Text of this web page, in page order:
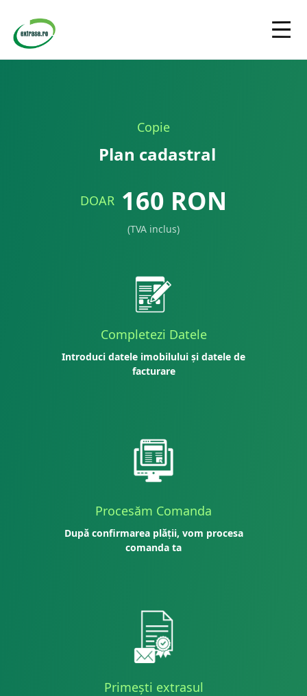
Copie
Plan cadastral
DOAR 160 RON
(TVA inclus)
Completezi Datele
Introduci datele imobilului și datele de
facturare
Procesăm Comanda
După confirmarea plății, vom procesa
comanda ta
Primești extrasul